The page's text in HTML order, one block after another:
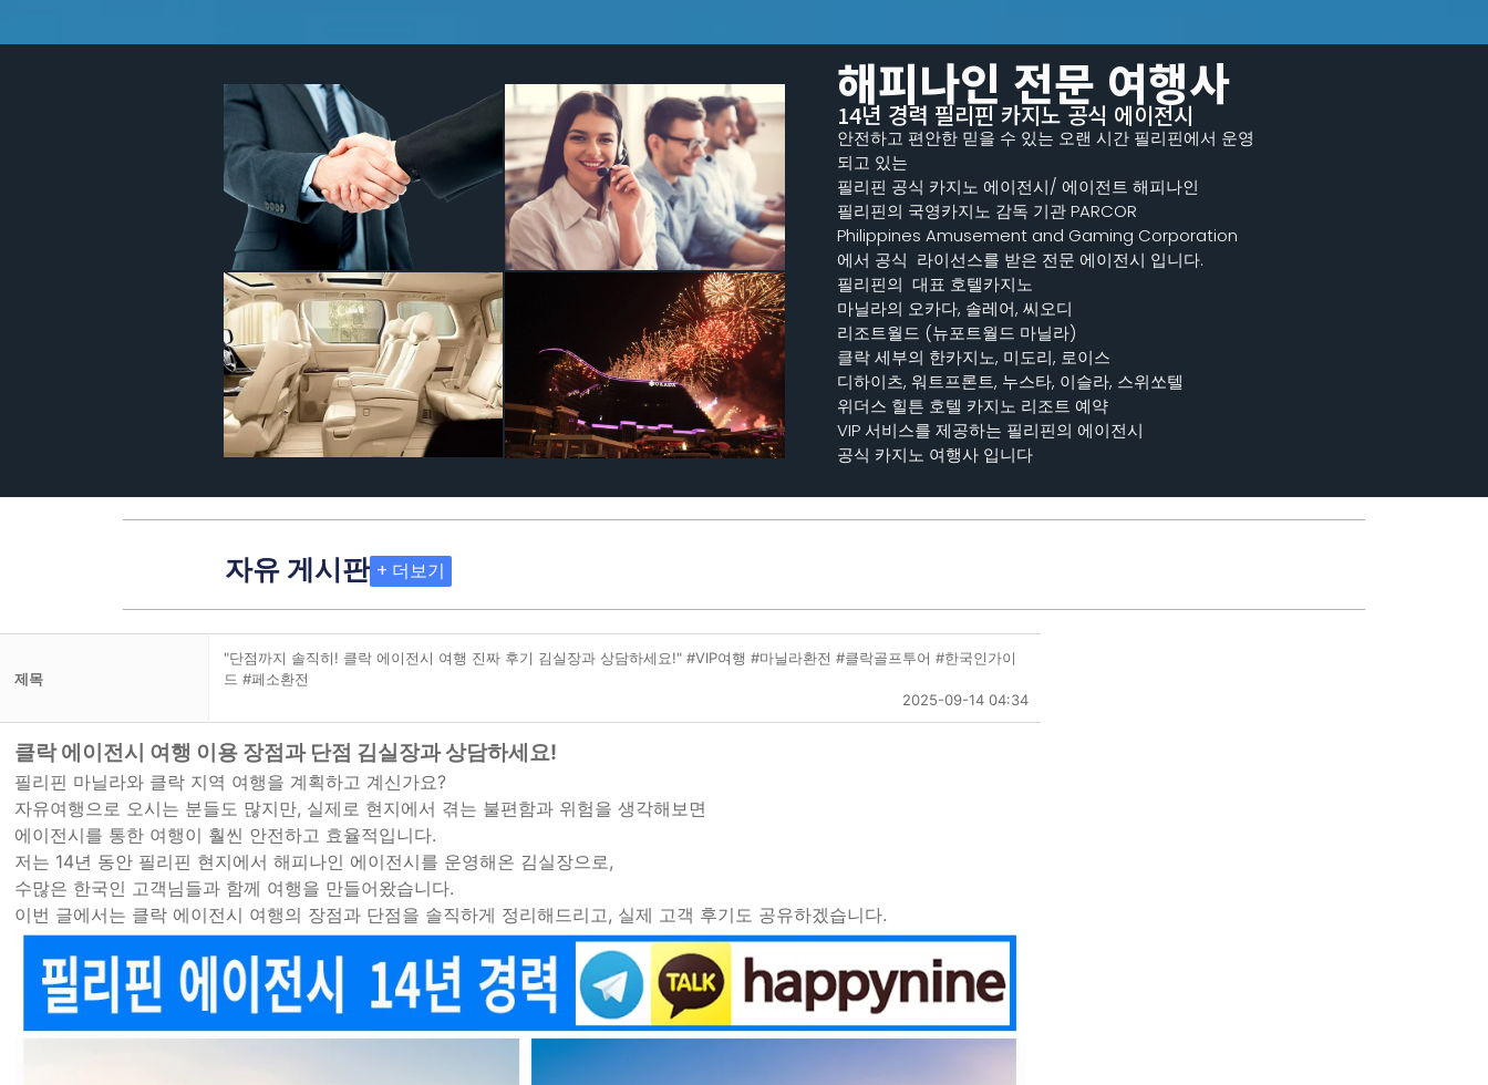
해피나인 전문 여행사
14년 경력 필리핀 카지노 공식 에이전시
안전하고 편안한 믿을 수 있는 오랜 시간 필리핀에서 운영
되고 있는
필리핀 공식 카지노 에이전시/ 에이전트 해피나인
필리핀의 국영카지노 감독 기관 PARCOR
Philippines Amusement and Gaming Corporation
에서 공식 라이선스를 받은 전문 에이전시 입니다.
필리핀의 대표 호텔카지노
마닐라의 오카다, 솔레어, 씨오디
리조트월드 (뉴포트월드 마닐라)
클락 세부의 한카지노, 미도리, 로이스
디하이츠, 워트프론트, 누스타, 이슬라, 스위쏘텔
위더스 힐튼 호텔 카지노 리조트 예약
VIP 서비스를 제공하는 필리핀의 에이전시
공식 카지노 여행사 입니다
자유 게시판 + 더보기
제목
"단점까지 솔직히! 클락 에이전시 여행 진짜 후기 김실장과 상담하세요!" #VIP여행 #마닐라환전 #클락골프투어 #한국인가이
드 #페소환전
2025-09-14 04:34
클락 에이전시 여행 이용 장점과 단점 김실장과 상담하세요!
필리핀 마닐라와 클락 지역 여행을 계획하고 계신가요?
자유여행으로 오시는 분들도 많지만, 실제로 현지에서 겪는 불편함과 위험을 생각해보면
에이전시를 통한 여행이 훨씬 안전하고 효율적입니다.
저는 14년 동안 필리핀 현지에서 해피나인 에이전시를 운영해온 김실장으로,
수많은 한국인 고객님들과 함께 여행을 만들어왔습니다.
이번 글에서는 클락 에이전시 여행의 장점과 단점을 솔직하게 정리해드리고, 실제 고객 후기도 공유하겠습니다.